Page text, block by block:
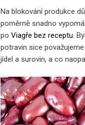
Na blokování produkce
poměrně snadno
po Viagře bez receptu.
potravin sice
jídel a surovin, a co